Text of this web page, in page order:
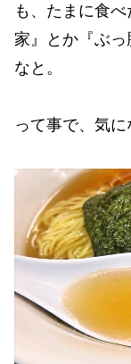
も、たまに食
家』とか『ぶ
なと。
って事で、気